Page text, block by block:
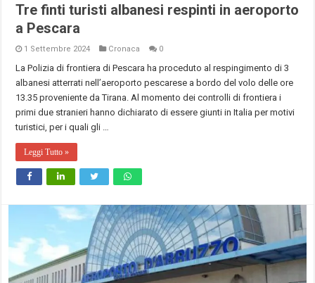
Tre finti turisti albanesi respinti in aeroporto
a Pescara
1 Settembre 2024 Cronaca 0
La Polizia di frontiera di Pescara ha proceduto al respingimento di 3
albanesi atterrati nell’aeroporto pescarese a bordo del volo delle ore
13.35 proveniente da Tirana. Al momento dei controlli di frontiera i
primi due stranieri hanno dichiarato di essere giunti in Italia per motivi
turistici, per i quali gli …
Leggi Tutto »